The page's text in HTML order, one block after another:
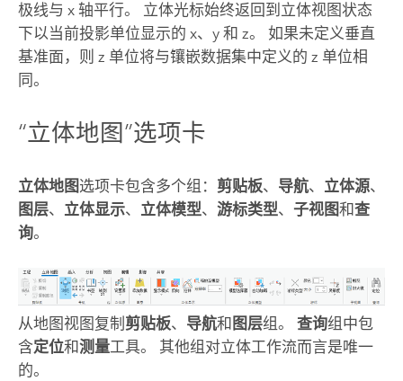
极线与 x 轴平行。 立体光标始终返回到立体视图状态
下以当前投影单位显示的 x、y 和 z。 如果未定义垂直
基准面，则 z 单位将与镶嵌数据集中定义的 z 单位相
同。
“立体地图”选项卡
立体地图选项卡包含多个组： 剪贴板、 导航、 立体源、
图层、 立体显示、 立体模型、 游标类型、 子视图和查
询。
从地图视图复制 剪贴板、 导航和 图层组。 查询组中包
含定位和测量工具。 其他组对立体工作流而言是唯一
的。